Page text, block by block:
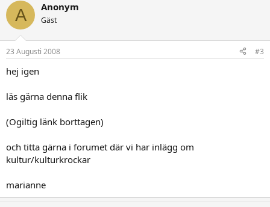
A Anonym
Gäst
23 Augusti 2008 #3
hej igen
läs gärna denna flik
(Ogiltig länk borttagen)
och titta gärna i forumet där vi har inlägg om
kultur/kulturkrockar
marianne